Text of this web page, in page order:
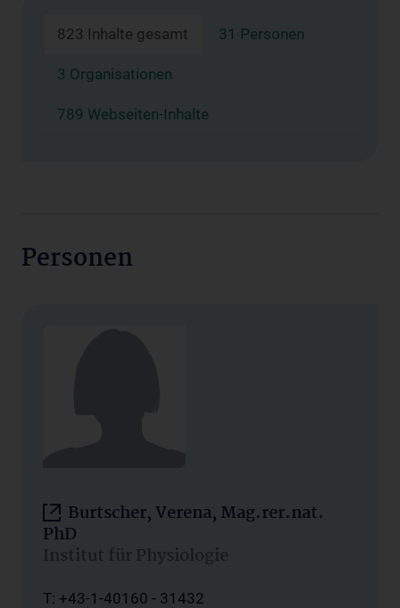
823 Inhalte gesamt 31 Personen
3 Organisationen
789 Webseiten-Inhalte
Personen
Burtscher, Verena, Mag.rer.nat.
PhD
Institut für Physiologie
T: +43-1-40160 - 31432